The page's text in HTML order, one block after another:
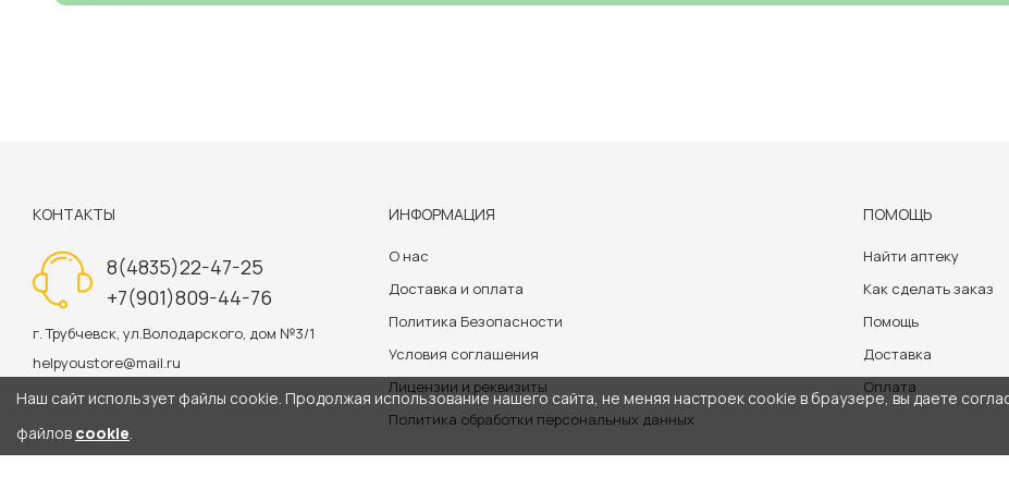
КОНТАКТЫ
8(4835)22-47-25
+7(901)809-44-76
г. Трубчевск, ул.Володарского, дом №3/1
helpyoustore@mail.ru
ИНФОРМАЦИЯ
О нас
Доставка и оплата
Политика Безопасности
Условия соглашения
Лицензии и реквизиты
Политика обработки персональных данных
ПОМОЩЬ
Найти аптеку
Как сделать заказ
Помощь
Доставка
Оплата
Наш сайт использует файлы cookie. Продолжая использование нашего сайта, не меняя настроек cookie в браузере, вы даете
файлов cookie.